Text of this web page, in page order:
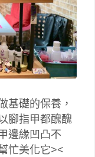
基礎的保養，
腳指甲都醜醜
邊緣凹凸不
忙美化它><